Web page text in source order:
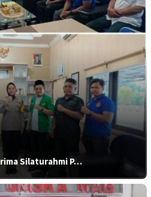
Silaturahmi P…